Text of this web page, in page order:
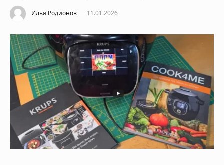
Илья Родионов 11.01.2026